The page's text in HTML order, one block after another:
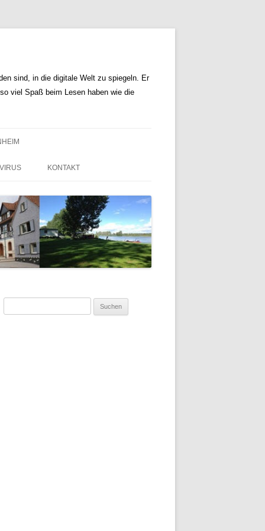
sind, in die digitale Welt zu spiegeln. Er
viel Spaß beim Lesen haben wie die
KONTAKT